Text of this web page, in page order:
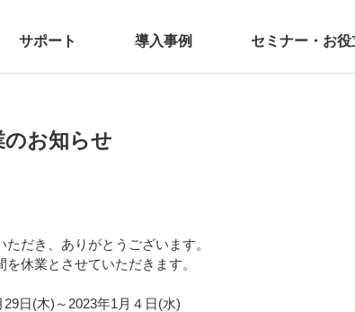
サポート 導入事例 セミナー・お
のお知らせ
だき、ありがとうございます。
休業とさせていただきます。
日(木)～2023年1月４日(水)